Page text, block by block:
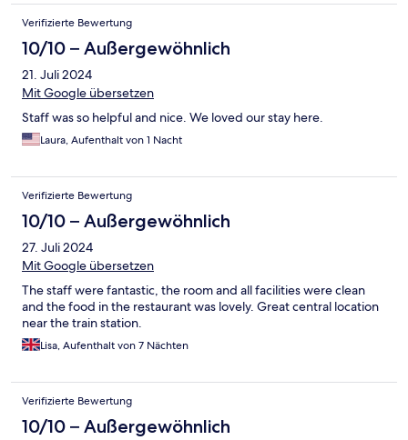
bestimmt einmal wieder.
Verifizierte Bewertung
10/10 – Außergewöhnlich
21. Juli 2024
Mit Google übersetzen
Staff was so helpful and nice. We loved our stay here.
Laura, Aufenthalt von 1 Nacht
Verifizierte Bewertung
10/10 – Außergewöhnlich
27. Juli 2024
Mit Google übersetzen
The staff were fantastic, the room and all facilities were clean
and the food in the restaurant was lovely. Great central location
near the train station.
Lisa, Aufenthalt von 7 Nächten
Verifizierte Bewertung
10/10 – Außergewöhnlich